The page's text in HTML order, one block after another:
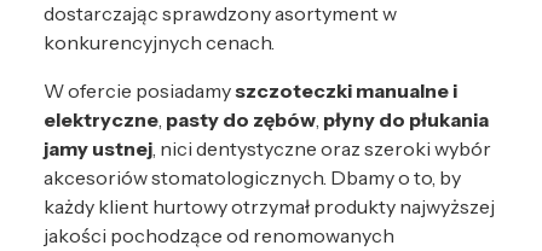
dostarczając sprawdzony asortyment w
konkurencyjnych cenach.
W ofercie posiadamyszczoteczki manualne i
elektryczne, pasty do zębów, płyny do płukania
jamy ustnej, nici dentystyczne oraz szeroki wybór
akcesoriów stomatologicznych. Dbamy o to, by
każdy klient hurtowy otrzymał produkty najwyższej
jakości pochodzące od renomowanych